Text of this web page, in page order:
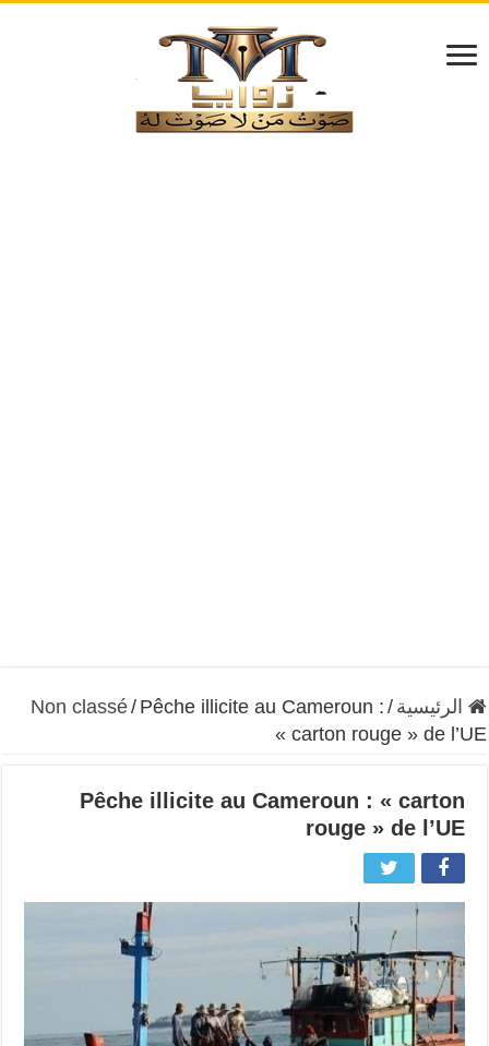
الرئيسية /
Non classé / Pêche illicite au Cameroun :
« carton rouge » de l’UE
Pêche illicite au Cameroun : « carton
rouge » de l’UE